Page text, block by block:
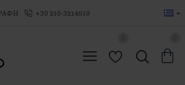
+30 210-3214510